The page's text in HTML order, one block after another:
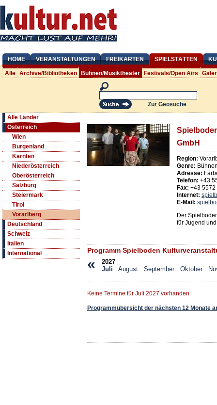
HOME VERANSTALTUNGEN FREIKARTEN SPIELSTÄTTEN
Alle Archive/Bibliotheken Bühnen/Musiktheater Festivals/Open Airs
Zur Geosuche
Alle Länder
Österreich
Wien
Burgenland
Kärnten
Niederösterreich
Oberösterreich
Salzburg
Steiermark
Tirol
Vorarlberg
Deutschland
Schweiz
Italien
International
GmbH
Region:
Genre:
Adresse:
Telefon: +43
Fax: +43
Internet:
E-Mail:
Der
für Jugend
Programm Spielboden
«
2027
Juli
August September Oktober
Keine Termine für Juli 2027 vorhanden.
Programmübersicht der nächsten 12 Monate